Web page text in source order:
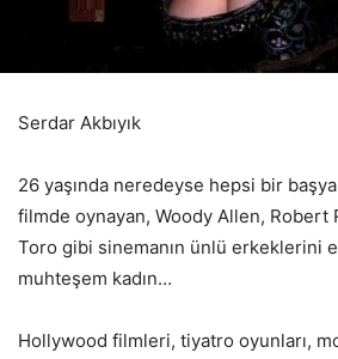
Serdar Akbıyık
26 yaşında neredeyse hepsi bir
filmde oynayan, Woody Allen, Robert
Toro gibi sinemanın ünlü erkeklerini
muhteşem kadın…
Hollywood filmleri, tiyatro oyunları,